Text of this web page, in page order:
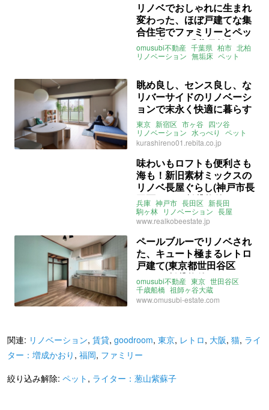
リノベでおしゃれに生まれ
変わった、ほぼ戸建てな集
合住宅でファミリーとペッ
トと暮らす(千葉県柏市101
㎡の売買物件)
omusubi不動産 千葉県 柏市 北柏
リノベーション 無垢床 ペット
眺め良し、センス良し、な
リバーサイドのリノベーシ
ョンで末永く快適に暮らす
（東京都新宿区33㎡の売買
物件）
東京 新宿区 市ヶ谷 四ツ谷
リノベーション 水っぺり
ペット
ナチュラル ライター：葱山紫蘇子
株式会社リビタ 売買
kurashireno01.rebita.co.jp
味わいもロフトも便利さも
海も！新旧素材ミックスの
リノベ長屋ぐらし(神戸市長
田区45㎡の賃貸物件)
兵庫 神戸市 長田区 新長田
駒ヶ林 リノベーション 長屋
レトロ ペット
ライター：葱山紫蘇子
www.realkobeestate.jp
ペールブルーでリノベされ
た、キュート極まるレトロ
戸建て(東京都世田谷区
51m²の賃貸物件)
omusubi不動産 東京 世田谷区
千歳船橋 祖師ヶ谷大蔵
リノベーション アクセントクロス
キッチン タイル 和室 ペット
www.omusubi-estate.com
関連: リノベーション, 賃貸, goodroom, 東京, レトロ, 大阪, 猫, ライ
ター：増成かおり , 福岡, ファミリー
絞り込み解除: ペット , ライター：葱山紫蘇子